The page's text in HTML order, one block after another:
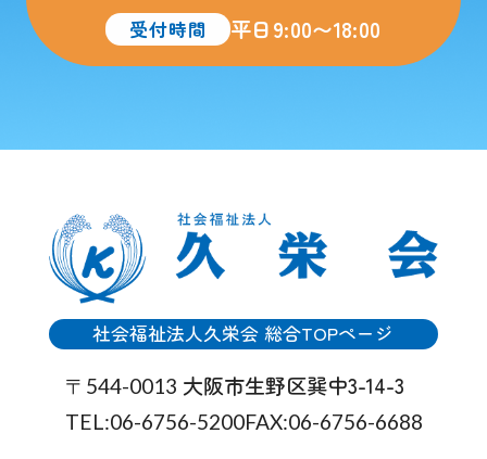
受付時間 平日9:00〜18:00
社会福祉法人久栄会 総合TOPページ
〒544-0013 大阪市生野区巽中3-14-3
TEL:06-6756-5200FAX:06-6756-6688